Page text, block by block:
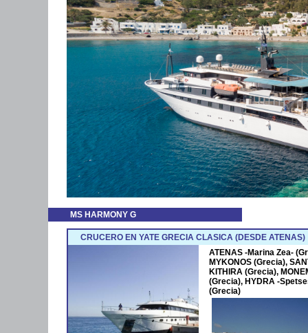
MS HARMONY G
CRUCERO EN YATE GRECIA CLASICA (DESDE ATENAS)
ATENAS -Marina Zea-
MYKONOS (Grecia),
KITHIRA (Grecia),
(Grecia), HYDRA -
(Grecia)